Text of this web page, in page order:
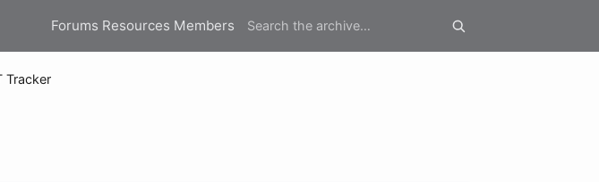
Forums Resources Members
Tracker